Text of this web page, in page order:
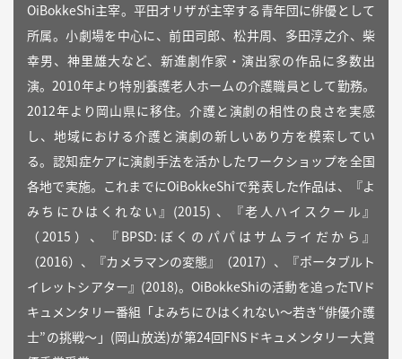
OiBokkeShi主宰。平田オリザが主宰する青年団に俳優として
所属。小劇場を中心に、前田司郎、松井周、多田淳之介、柴
幸男、神里雄大など、新進劇作家・演出家の作品に多数出
演。2010年より特別養護老人ホームの介護職員として勤務。
2012年より岡山県に移住。介護と演劇の相性の良さを実感
し、地域における介護と演劇の新しいあり方を模索してい
る。認知症ケアに演劇手法を活かしたワークショップを全国
各地で実施。これまでにOiBokkeShiで発表した作品は、『よ
みちにひはくれない』(2015) 、『老人ハイスクール』
（2015）、『BPSD:ぼくのパパはサムライだから』
（2016）、『カメラマンの変態』（2017）、『ポータブルト
イレットシアター』(2018)。OiBokkeShiの活動を追ったTVド
キュメンタリー番組「よみちにひはくれない〜若き“俳優介護
士”の挑戦〜」(岡山放送)が第24回FNSドキュメンタリー大賞